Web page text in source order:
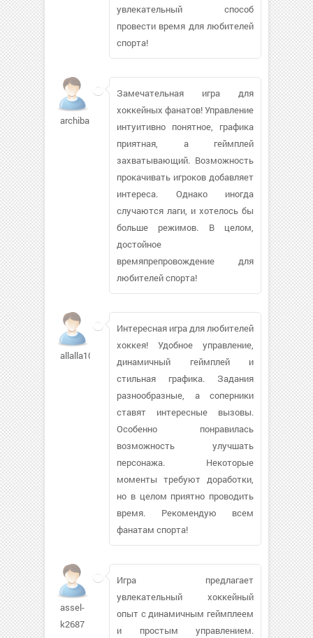
увлекательный способ
провести время для любителей
спорта!
archibals942
Замечательная игра для
хоккейных фанатов! Управление
интуитивно понятное, графика
приятная, а геймплей
захватывающий. Возможность
прокачивать игроков добавляет
интереса. Однако иногда
случаются лаги, и хотелось бы
больше режимов. В целом,
достойное
времяпрепровождение для
любителей спорта!
allalla10
Интересная игра для любителей
хоккея! Удобное управление,
динамичный геймплей и
стильная графика. Задания
разнообразные, а соперники
ставят интересные вызовы.
Особенно понравилась
возможность улучшать
персонажа. Некоторые
моменты требуют доработки,
но в целом приятно проводить
время. Рекомендую всем
фанатам спорта!
assel-
k2687
Игра предлагает
увлекательный хоккейный
опыт с динамичным геймплеем
и простым управлением.